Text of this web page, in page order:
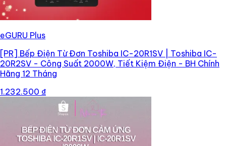
eGURU Plus
[PR] Bếp Điện Từ Đơn Toshiba IC-20R1SV | Toshiba IC-
20R2SV - Công Suất 2000W, Tiết Kiệm Điện - BH Chính
Hãng 12 Tháng
1.232.500 ₫